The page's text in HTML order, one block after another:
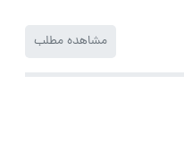
مشاهده مطلب